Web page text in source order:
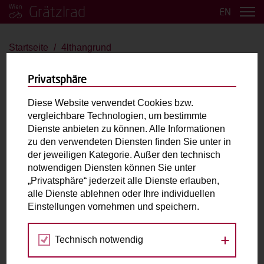
Grätzlrad EN
Startseite 4lthangrund
Olynko JSM1
bis 2 Kinder Große Last E-Antrieb
Max. zulässiges Gesamtgewicht (inkl. fahrende
Person):200kg
Laderaum:L: 90cm B: 60cm H: 60cm
Fahrradabholung & Rückgabe
Privatsphäre
Diese Website verwendet Cookies bzw.
vergleichbare Technologien, um bestimmte
Dienste anbieten zu können. Alle Informationen
zu den verwendeten Diensten finden Sie unter in
der jeweiligen Kategorie. Außer den technisch
notwendigen Diensten können Sie unter
„Privatsphäre“ jederzeit alle Dienste erlauben,
alle Dienste ablehnen oder Ihre individuellen
Einstellungen vornehmen und speichern.
Technisch notwendig